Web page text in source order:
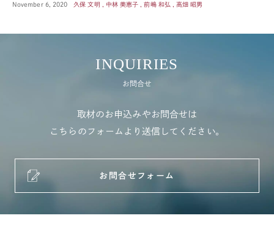
November 6, 2020 久保 文明 , 中林 美恵子 , 前嶋 和弘 , 高畑 昭男
INQUIRIES
お問合せ
取材のお申込みやお問合せは
こちらのフォームより送信してください。
お問合せフォーム